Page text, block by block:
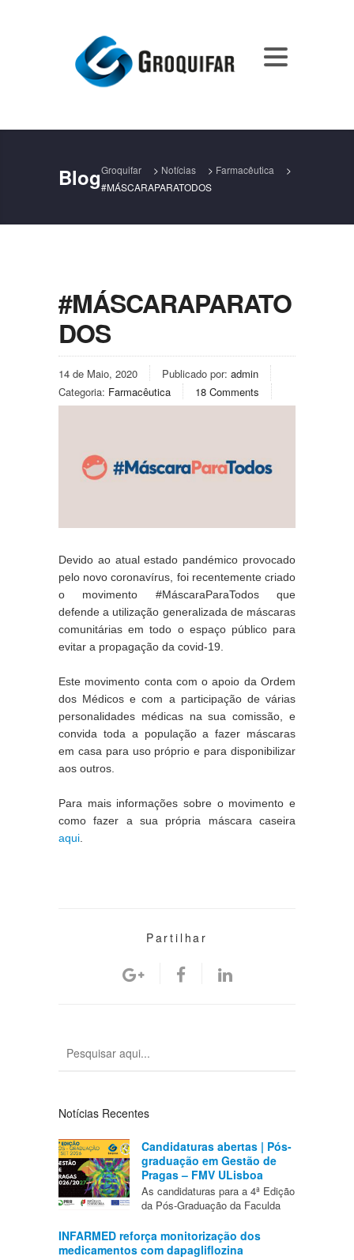
BlogGroquifar > Notícias > Farmacêutica
>
#MÁSCARAPARATODOS
#MÁSCARAPARATO
DOS
14 de Maio, 2020 Publicado por: admin
Categoria: Farmacêutica 18 Comments
Devido ao atual estado pandémico provocado
pelo novo coronavírus, foi recentemente criado
o movimento #MáscaraParaTodos que
defende a utilização generalizada de máscaras
comunitárias em todo o espaço público para
evitar a propagação da covid-19.
Este movimento conta com o apoio da Ordem
dos Médicos e com a participação de várias
personalidades médicas na sua comissão, e
convida toda a população a fazer máscaras
em casa para uso próprio e para disponibilizar
aos outros.
Para mais informações sobre o movimento e
aqui
Partilhar
Notícias Recentes
Candidaturas abertas | Pós-
graduação em Gestão de
Pragas – FMV ULisboa
As candidaturas para a 4ª Edição
da Pós-Graduação da Faculda
INFARMED reforça monitorização dos
medicamentos com dapagliflozina